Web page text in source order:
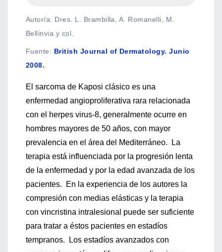
Autor/a: Dres. L. Brambilla, A. Romanelli, M.
Bellinvia y col.
Fuente: British Journal of Dermatology. Junio
2008.
El sarcoma de Kaposi clásico es una
enfermedad angioproliferativa rara relacionada
con el herpes virus-8, generalmente ocurre en
hombres mayores de 50 años, con mayor
prevalencia en el área del Mediterráneo. La
terapia está influenciada por la progresión lenta
de la enfermedad y por la edad avanzada de los
pacientes. En la experiencia de los autores la
compresión con medias elásticas y la terapia
con vincristina intralesional puede ser suficiente
para tratar a éstos pacientes en estadíos
tempranos. Los estadíos avanzados con